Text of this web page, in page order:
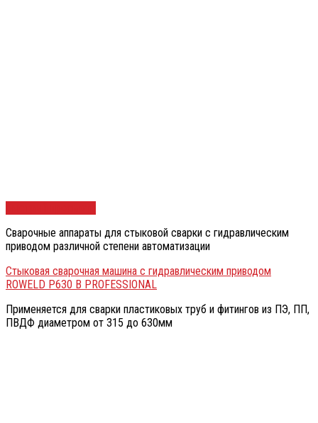
Сварочные аппараты для стыковой сварки с гидравлическим
приводом различной степени автоматизации
Стыковая сварочная машина с гидравлическим приводом
ROWELD P630 B PROFESSIONAL
Применяется для сварки пластиковых труб и фитингов из ПЭ, ПП,
ПВДФ диаметром от 315 до 630мм